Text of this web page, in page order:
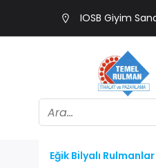
IOSB Giyim
Eğik Bilyalı Rulmanlar